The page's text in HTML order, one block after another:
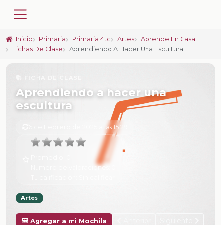
Inicio Primaria Primaria 4to Artes
Aprende En Casa
Fichas De Clase
Aprendiendo A Hacer Una Escultura
Aprendiendo a hacer una
escultura
6 de Febrero de 2025 a las 15:29
Número de valoraciones:
Artes
🎒 Agregar a mi Mochila